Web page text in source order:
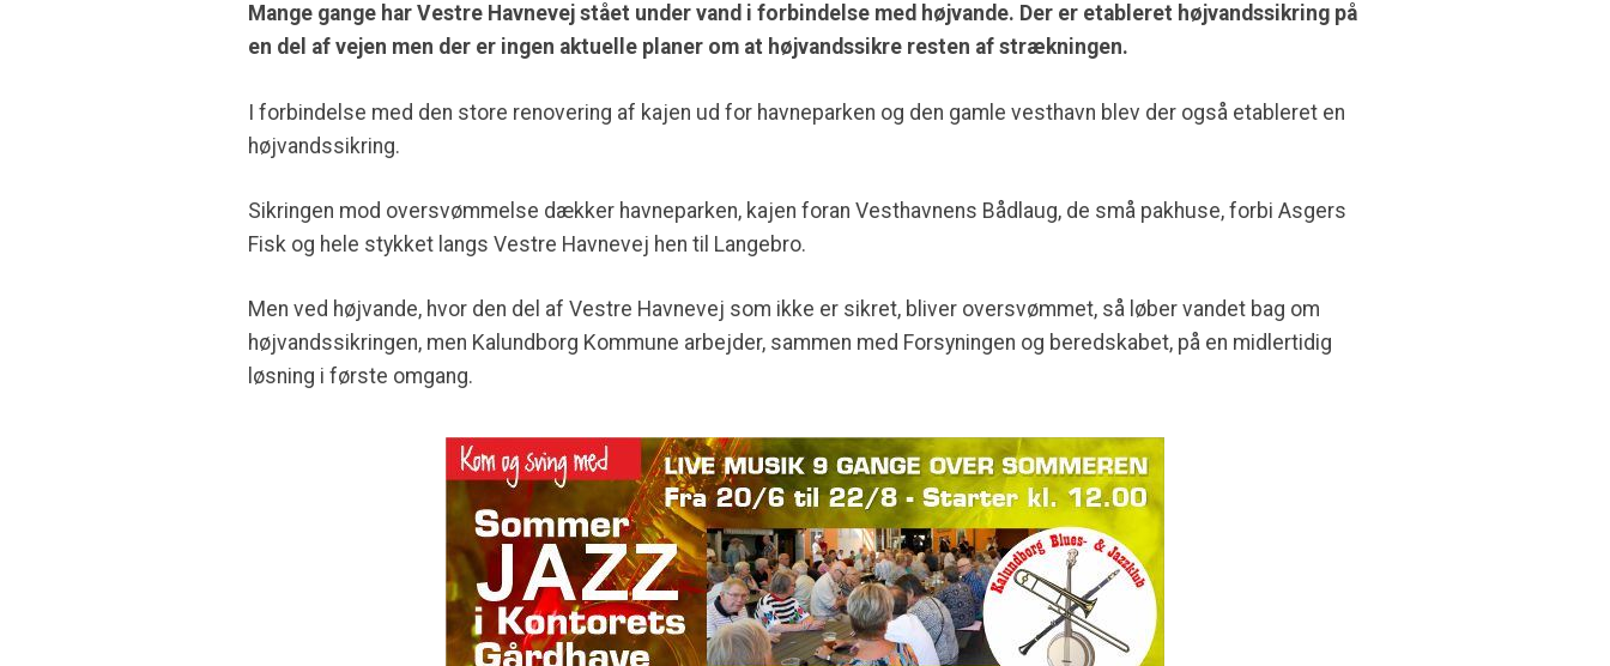
Mange gange har Vestre Havnevej stået under vand i forbindelse med højvande. Der er etableret højvandssikring på
en del af vejen men der er ingen aktuelle planer om at højvandssikre resten af strækningen.
I forbindelse med den store renovering af kajen ud for havneparken og den gamle vesthavn blev der også etableret en
højvandssikring.
Sikringen mod oversvømmelse dækker havneparken, kajen foran Vesthavnens Bådlaug, de små pakhuse, forbi Asgers
Fisk og hele stykket langs Vestre Havnevej hen til Langebro.
Men ved højvande, hvor den del af Vestre Havnevej som ikke er sikret, bliver oversvømmet, så løber vandet bag om
højvandssikringen, men Kalundborg Kommune arbejder, sammen med Forsyningen og beredskabet, på en midlertidig
løsning i første omgang.